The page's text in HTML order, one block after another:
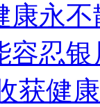
康永不
容忍
获健